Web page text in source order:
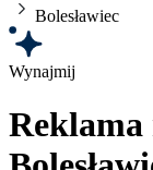
Bolesławiec
Wynajmij